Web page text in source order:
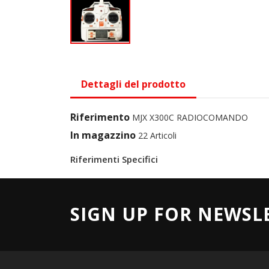
Dettagli del prodotto
Riferimento MJX X300C RADIOCOMANDO
In magazzino 22 Articoli
Riferimenti Specifici
SIGN UP FOR